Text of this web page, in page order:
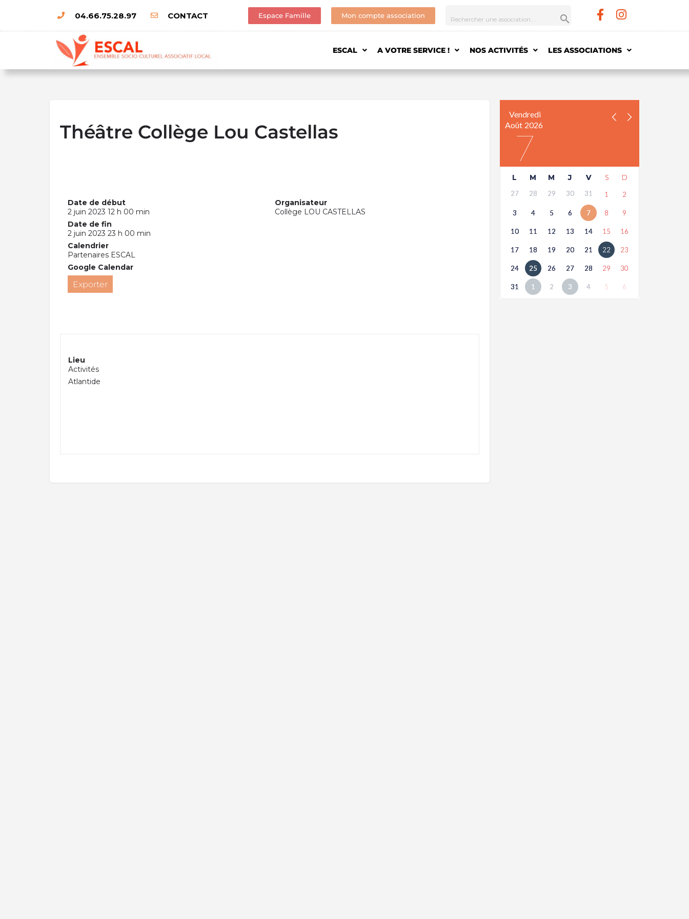
04.66.75.28.97 CONTACT Espace Famille Mon compte association
ESCAL A VOTRE SERVICE ! NOS ACTIVITÉS LES ASSOCIATIONS
Théâtre Collège Lou Castellas
Date de début
2 juin 2023 12 h 00 min
Date de fin
2 juin 2023 23 h 00 min
Calendrier
Partenaires ESCAL
Google Calendar
Exporter
Organisateur
Collège LOU CASTELLAS
Lieu
Activités
Atlantide
Vendredi
Août 2026
7
L M M J V S D
27 28 29 30 31 1 2
3 4 5 6 7 8 9
10 11 12 13 14 15 16
17 18 19 20 21 22 23
24 25 26 27 28 29 30
31 1 2 3 4 5 6